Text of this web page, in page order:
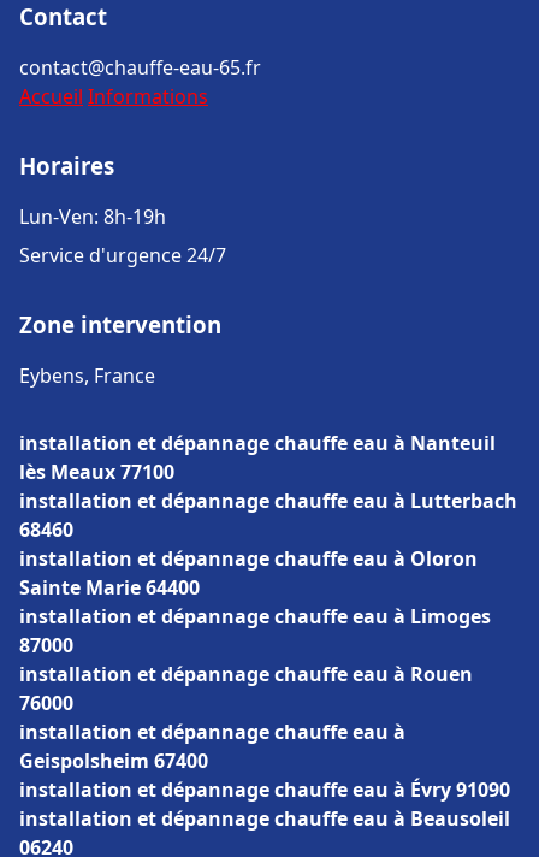
Contact
contact@chauffe-eau-65.fr
Accueil Informations
Horaires
Lun-Ven: 8h-19h
Service d'urgence 24/7
Zone intervention
Eybens, France
installation et dépannage chauffe eau à Nanteuil
lès Meaux 77100
installation et dépannage chauffe eau à Lutterbach
68460
installation et dépannage chauffe eau à Oloron
Sainte Marie 64400
installation et dépannage chauffe eau à Limoges
87000
installation et dépannage chauffe eau à Rouen
76000
installation et dépannage chauffe eau à
Geispolsheim 67400
installation et dépannage chauffe eau à Évry 91090
installation et dépannage chauffe eau à Beausoleil
06240